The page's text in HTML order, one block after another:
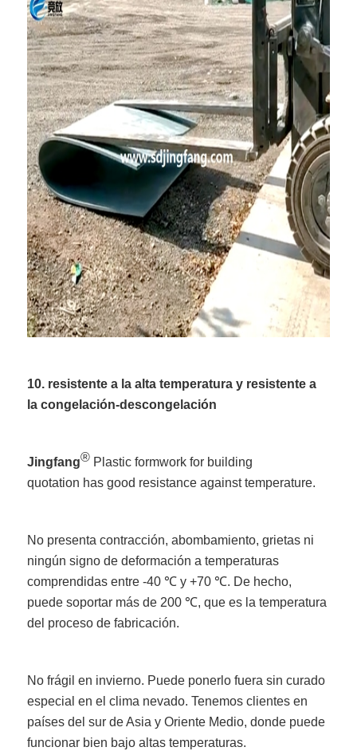
10. resistente a la alta temperatura y resistente a
la congelación-descongelación
Jingfang® Plastic formwork for building
quotation has good resistance against temperature.
No presenta contracción, abombamiento, grietas ni
ningún signo de deformación a temperaturas
comprendidas entre -40 ℃ y +70 ℃. De hecho,
puede soportar más de 200 ℃, que es la temperatura
del proceso de fabricación.
No frágil en invierno. Puede ponerlo fuera sin curado
especial en el clima nevado. Tenemos clientes en
países del sur de Asia y Oriente Medio, donde puede
funcionar bien bajo altas temperaturas.